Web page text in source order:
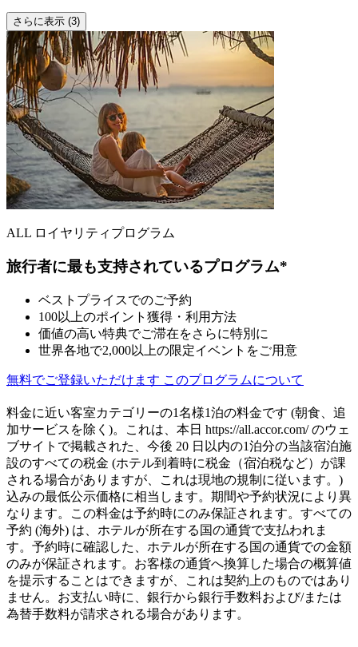
さらに表示 (3)
ALL ロイヤリティプログラム
旅行者に最も支持されているプログラム*
ベストプライスでのご予約
100以上のポイント獲得・利用方法
価値の高い特典でご滞在をさらに特別に
世界各地で2,000以上の限定イベントをご用意
無料でご登録いただけます このプログラムについて
料金に近い客室カテゴリーの1名様1泊の料金です (朝食、追
加サービスを除く)。これは、本日 https://all.accor.com/ のウェ
ブサイトで掲載された、今後 20 日以内の1泊分の当該宿泊施
設のすべての税金 (ホテル到着時に税金（宿泊税など）が課
される場合がありますが、これは現地の規制に従います。)
込みの最低公示価格に相当します。期間や予約状況により異
なります。この料金は予約時にのみ保証されます。すべての
予約 (海外) は、ホテルが所在する国の通貨で支払われま
す。予約時に確認した、ホテルが所在する国の通貨での金額
のみが保証されます。お客様の通貨へ換算した場合の概算値
を提示することはできますが、これは契約上のものではあり
ません。お支払い時に、銀行から銀行手数料および/または
為替手数料が請求される場合があります。